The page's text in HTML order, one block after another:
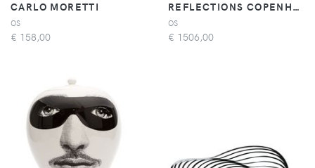
CARLO MORETTI
OS
€ 158,00
REFLECTIONS COPENHAGEN
OS
€ 1506,00